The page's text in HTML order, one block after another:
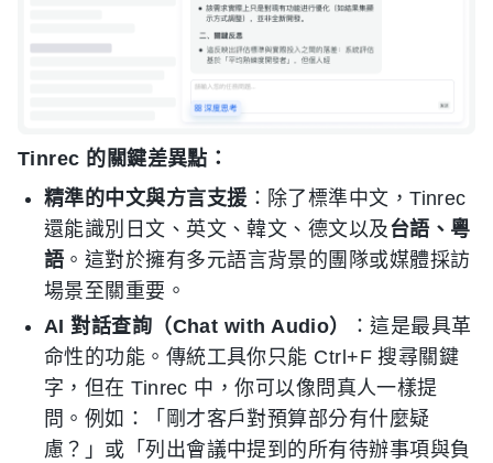
Tinrec 的關鍵差異點：
精準的中文與方言支援 ：除了標準中文，Tinrec
還能識別日文、英文、韓文、德文以及台語、粵
語 。這對於擁有多元語言背景的團隊或媒體採訪
場景至關重要。
AI 對話查詢（Chat with Audio）
：這是最具革
命性的功能。傳統工具你只能 Ctrl+F 搜尋關鍵
字，但在 Tinrec 中，你可以像問真人一樣提
問。例如：「剛才客戶對預算部分有什麼疑
慮？」或「列出會議中提到的所有待辦事項與負